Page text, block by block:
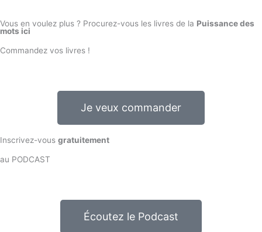
Vous en voulez plus ? Procurez-vous les livres de la Puissance des
mots ici
Commandez vos livres !
Je veux commander
Inscrivez-vous gratuitement
au PODCAST
Écoutez le Podcast